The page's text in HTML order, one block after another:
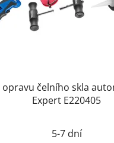
opravu čelního skla
Expert E220405
5-7 dní